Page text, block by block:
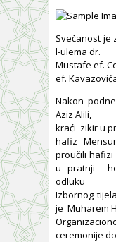
Svečanost je
l-ulema dr.
Mustafe ef.
ef.
Nakon
Aziz Alili,
kraći zikir u
hafiz
proučili hafizi
u pratnji
odluku
Izbornog
je Muharem
ceremonije